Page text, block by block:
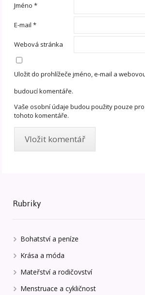
Jméno*
E-mail*
Webová stránka
Uložit do prohlížeče jméno, e-mail a
budoucí komentáře.
Vaše osobní údaje budou použity pouze
tohoto komentáře.
Rubriky
Bohatství a peníze
Krása a móda
Mateřství a rodičovství
Menstruace a cykličnost